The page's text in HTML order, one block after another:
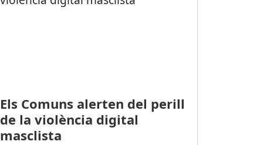
Els Comuns alerten del perill
de la violència digital
masclista